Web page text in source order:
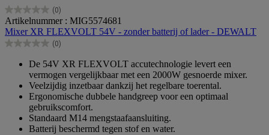
(0)
0.0
van
de
5
Artikelnummer : MIG5574681
Mixer XR FLEXVOLT 54V - zonder batterij of lader - DEWALT
(0)
0.0
sterren.
De 54V XR FLEXVOLT accutechnologie levert een
vermogen vergelijkbaar met een 2000W gesnoerde mixer.
Veelzijdig inzetbaar dankzij het regelbare toerental.
Ergonomische dubbele handgreep voor een optimaal
gebruikscomfort.
Standaard M14 mengstaafaansluiting.
Batterij beschermd tegen stof en water.